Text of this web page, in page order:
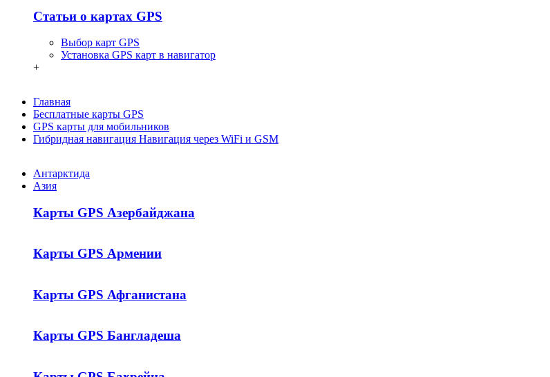
Статьи о картах GPS
Выбор карт GPS
Установка GPS карт в навигатор
+
Главная
Бесплатные карты GPS
GPS карты для мобильников
Гибридная навигация Навигация через WiFi и GSM
Антарктида
Азия
Карты GPS Азербайджана
Карты GPS Армении
Карты GPS Афганистана
Карты GPS Бангладеша